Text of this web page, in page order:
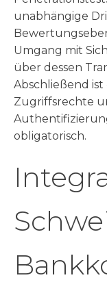
unabhängige
Umgang mit
über dessen
Abschließend
Zugriffsrechte
obligatorisch.